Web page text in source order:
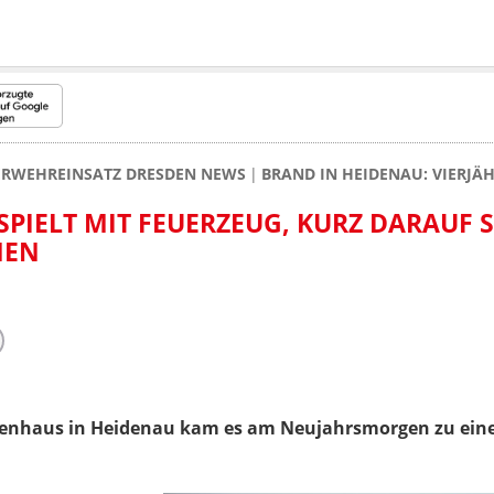
DRESDEN NEWS BRAND IN HEIDENAU:
MIT FEUERZEUG, KURZ DARAUF
in Heidenau kam es am Neujahrsmorgen zu